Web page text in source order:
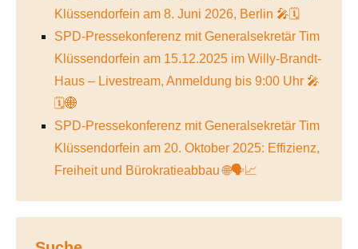
Klüssendorfein am 8. Juni 2026, Berlin 🎤🗓️
SPD-Pressekonferenz mit Generalsekretär Tim
Klüssendorfein am 15.12.2025 im Willy-Brandt-
Haus – Livestream, Anmeldung bis 9:00 Uhr 🎤
🗓️🌐
SPD-Pressekonferenz mit Generalsekretär Tim
Klüssendorfein am 20. Oktober 2025: Effizienz,
Freiheit und Bürokratieabbau 🌐🗣️📈